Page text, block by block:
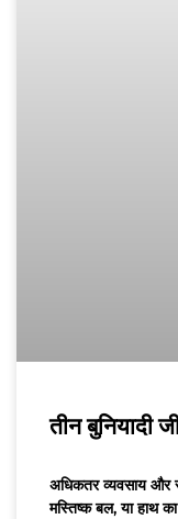
तीन बुनियादी
अधिकतर व्यवसाय और
मस्तिष्क बल, या हाथ